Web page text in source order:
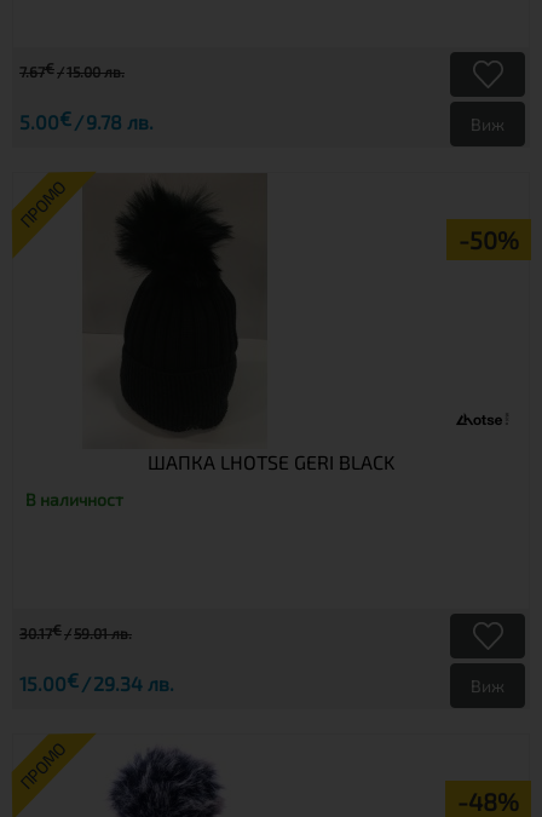
7.67€ 15.00 лв.
5.00€ 9.78 лв. Виж
ПРОМО
-50%
ШАПКА LHOTSE GERI BLACK
В наличност
30.17€ 59.01 лв.
15.00€ 29.34 лв. Виж
ПРОМО
-48%